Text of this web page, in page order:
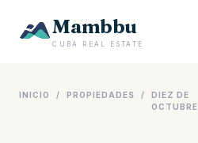
Mambbu
CUBA REAL ESTATE
INICIO / PROPIEDADES /
DIEZ DE
OCTUBRE